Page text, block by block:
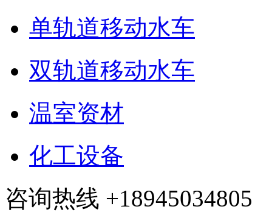
单轨道移动水车
双轨道移动水车
温室资材
化工设备
咨询热线 +18945034805